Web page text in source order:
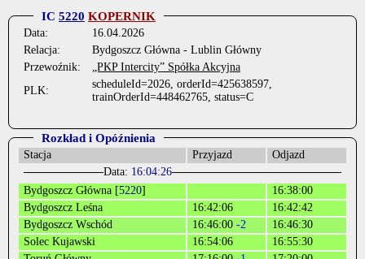
IC 5220 KOPERNIK
Data:
16.04.2026
Relacja:
Bydgoszcz Główna - Lublin Główny
Przewoźnik:
„PKP Intercity” Spółka Akcyjna
PLK:
scheduleId=2026, orderId=425638597,
trainOrderId=448462765, status=C
Rozkład i Opóźnienia
Stacja Przyjazd
Odjazd
Data: 16:04:26
Bydgoszcz Główna [5220]
16:38:00
Bydgoszcz Leśna
16:42:06
16:42:42
Bydgoszcz Wschód
16:46:00 -2
16:46:30
Solec Kujawski
16:54:06
16:55:30